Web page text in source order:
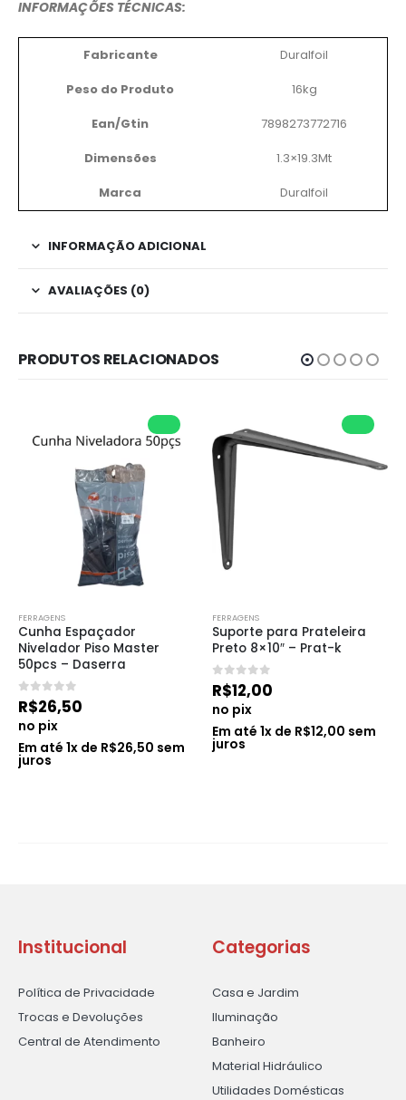
INFORMAÇÕES TÉCNICAS:
Fabricante
Duralfoil
Peso do Produto
16kg
Ean/Gtin
7898273772716
Dimensões
1.3×19.3Mt
Marca
Duralfoil
INFORMAÇÃO ADICIONAL
AVALIAÇÕES (0)
PRODUTOS RELACIONADOS
FERRAGENS
Cunha Espaçador
Nivelador Piso Master
50pcs – Daserra
0 de 5
R$26,50
no pix
Em até 1x de R$26,50 sem
juros
FERRAGENS
Suporte para Prateleira
Preto 8×10″ – Prat-k
0 de 5
R$12,00
no pix
Em até 1x de R$12,00 sem
juros
Institucional
Política de Privacidade
Trocas e Devoluções
Central de Atendimento
Categorias
Casa e Jardim
Iluminação
Banheiro
Material Hidráulico
Utilidades Domésticas